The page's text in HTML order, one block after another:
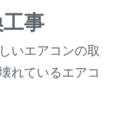
事
いエアコンの取
れているエアコ